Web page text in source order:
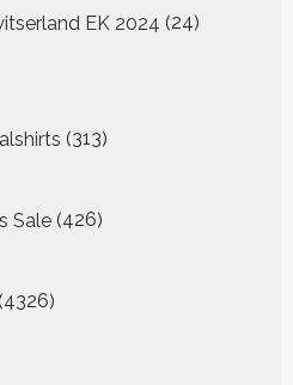
EK 2024 24
producten
313
producten
Sale 426
426
producten
4326
producten